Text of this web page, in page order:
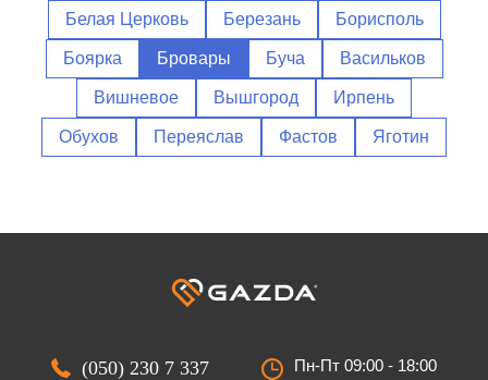
Белая Церковь Березань Борисполь
Боярка Бровары Буча Васильков
Вишневое Вышгород Ирпень
Обухов Переяслав Фастов Яготин
(050) 230 7 337
Пн-Пт 09:00 - 18:00